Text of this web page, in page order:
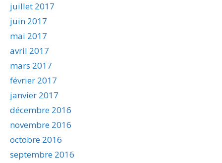
juillet 2017
juin 2017
mai 2017
avril 2017
mars 2017
février 2017
janvier 2017
décembre 2016
novembre 2016
octobre 2016
septembre 2016